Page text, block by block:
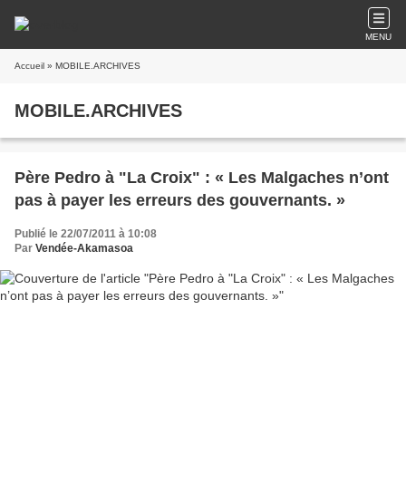
MENU
Accueil » MOBILE.ARCHIVES
MOBILE.ARCHIVES
Père Pedro à "La Croix" : « Les Malgaches n’ont
pas à payer les erreurs des gouvernants. »
Publié le 22/07/2011 à 10:08
Par Vendée-Akamasoa